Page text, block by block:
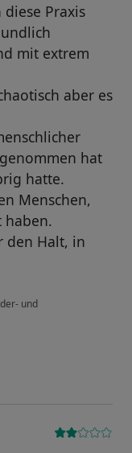
Praxis
mit extrem
aber es
hat
hatte.
Menschen,
haben.
den Halt, in
und